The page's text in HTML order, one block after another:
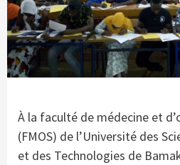
À la faculté de médecine et
(FMOS) de l’Université des
et des Technologies de